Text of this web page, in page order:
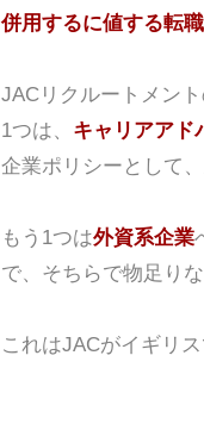
併用するに値する転
JACリクルートメント
1つは、 キャリアアド
企業ポリシーとして
もう1つは外資系企業
で、そちらで物足り
これはJACがイギリ